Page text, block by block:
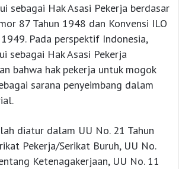
sebagai Hak Asasi Pekerja berdasar
87 Tahun 1948 dan Konvensi ILO
Pada perspektif Indonesia,
sebagai Hak Asasi Pekerja
bahwa hak pekerja untuk mogok
sarana penyeimbang dalam
diatur dalam UU No. 21 Tahun
Pekerja/Serikat Buruh, UU No.
Ketenagakerjaan, UU No. 11